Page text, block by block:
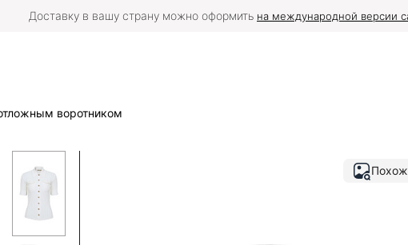
Доставку в вашу страну можно оформить на международной версии
воротником